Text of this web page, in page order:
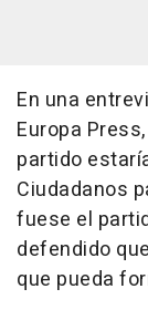
En una
Europa
partido
Ciudadanos
fuese el
defendido
que pueda